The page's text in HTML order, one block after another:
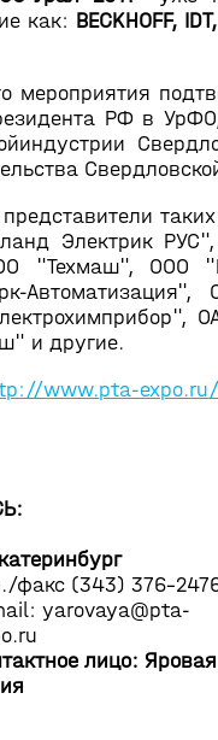
как: BECKHOFF,
мероприятия
РФ в
Электрик
"Техмаш", ООО
и другие.
www.pta-
факс (343) 376-
yarovaya@pta-
лицо: Яровая